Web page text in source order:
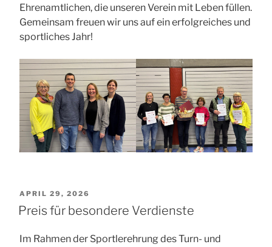
Ehrenamtlichen, die unseren Verein mit Leben füllen.
Gemeinsam freuen wir uns auf ein erfolgreiches und
sportliches Jahr!
VERÖFFENTLICHT
AM
APRIL 29, 2026
Preis für besondere Verdienste
Im Rahmen der Sportlerehrung des Turn- und